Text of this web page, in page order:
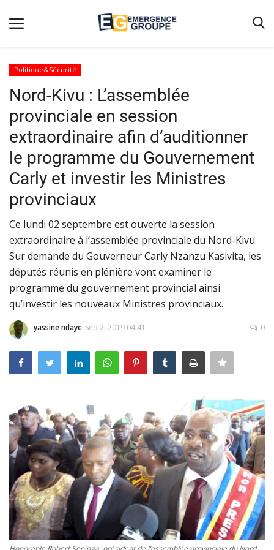
Accueil
Contact
Emergence
Galerie
Terms & Conditions
Nos Publications
Magazine
Nos Videos
Partenaires
Connexion
Register
Politique&Sécurité
Nord-Kivu : L’assemblée
provinciale en session
extraordinaire afin d’auditionner
le programme du Gouvernement
Carly et investir les Ministres
provinciaux
​​​​​​​Ce lundi 02 septembre est ouverte la session
extraordinaire à l’assemblée provinciale du Nord-Kivu.
Sur demande du Gouverneur Carly Nzanzu Kasivita, les
députés réunis en plénière vont examiner le
programme du gouvernement provincial ainsi
qu’investir les nouveaux Ministres provinciaux.
yassine ndaye Sep 2, 2019 04:41 0